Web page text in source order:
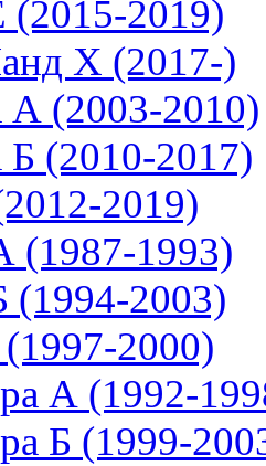
(2015-2019)
X (2017-)
А (2003-2010)
(2010-2017)
2019)
(1987-1993)
(1994-2003)
2000)
А (1992-
Б (1999-